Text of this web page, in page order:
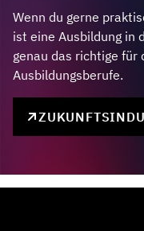
Wenn du gerne
ist eine Ausbildung in
genau das richtige für
Ausbildungsberufe.